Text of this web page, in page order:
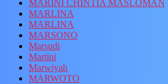
MARINI CHINTIA MASLOMAN
MARLINA
MARLINA
MARSONO
Marsudi
Martini
Marwiyah
MARWOTO